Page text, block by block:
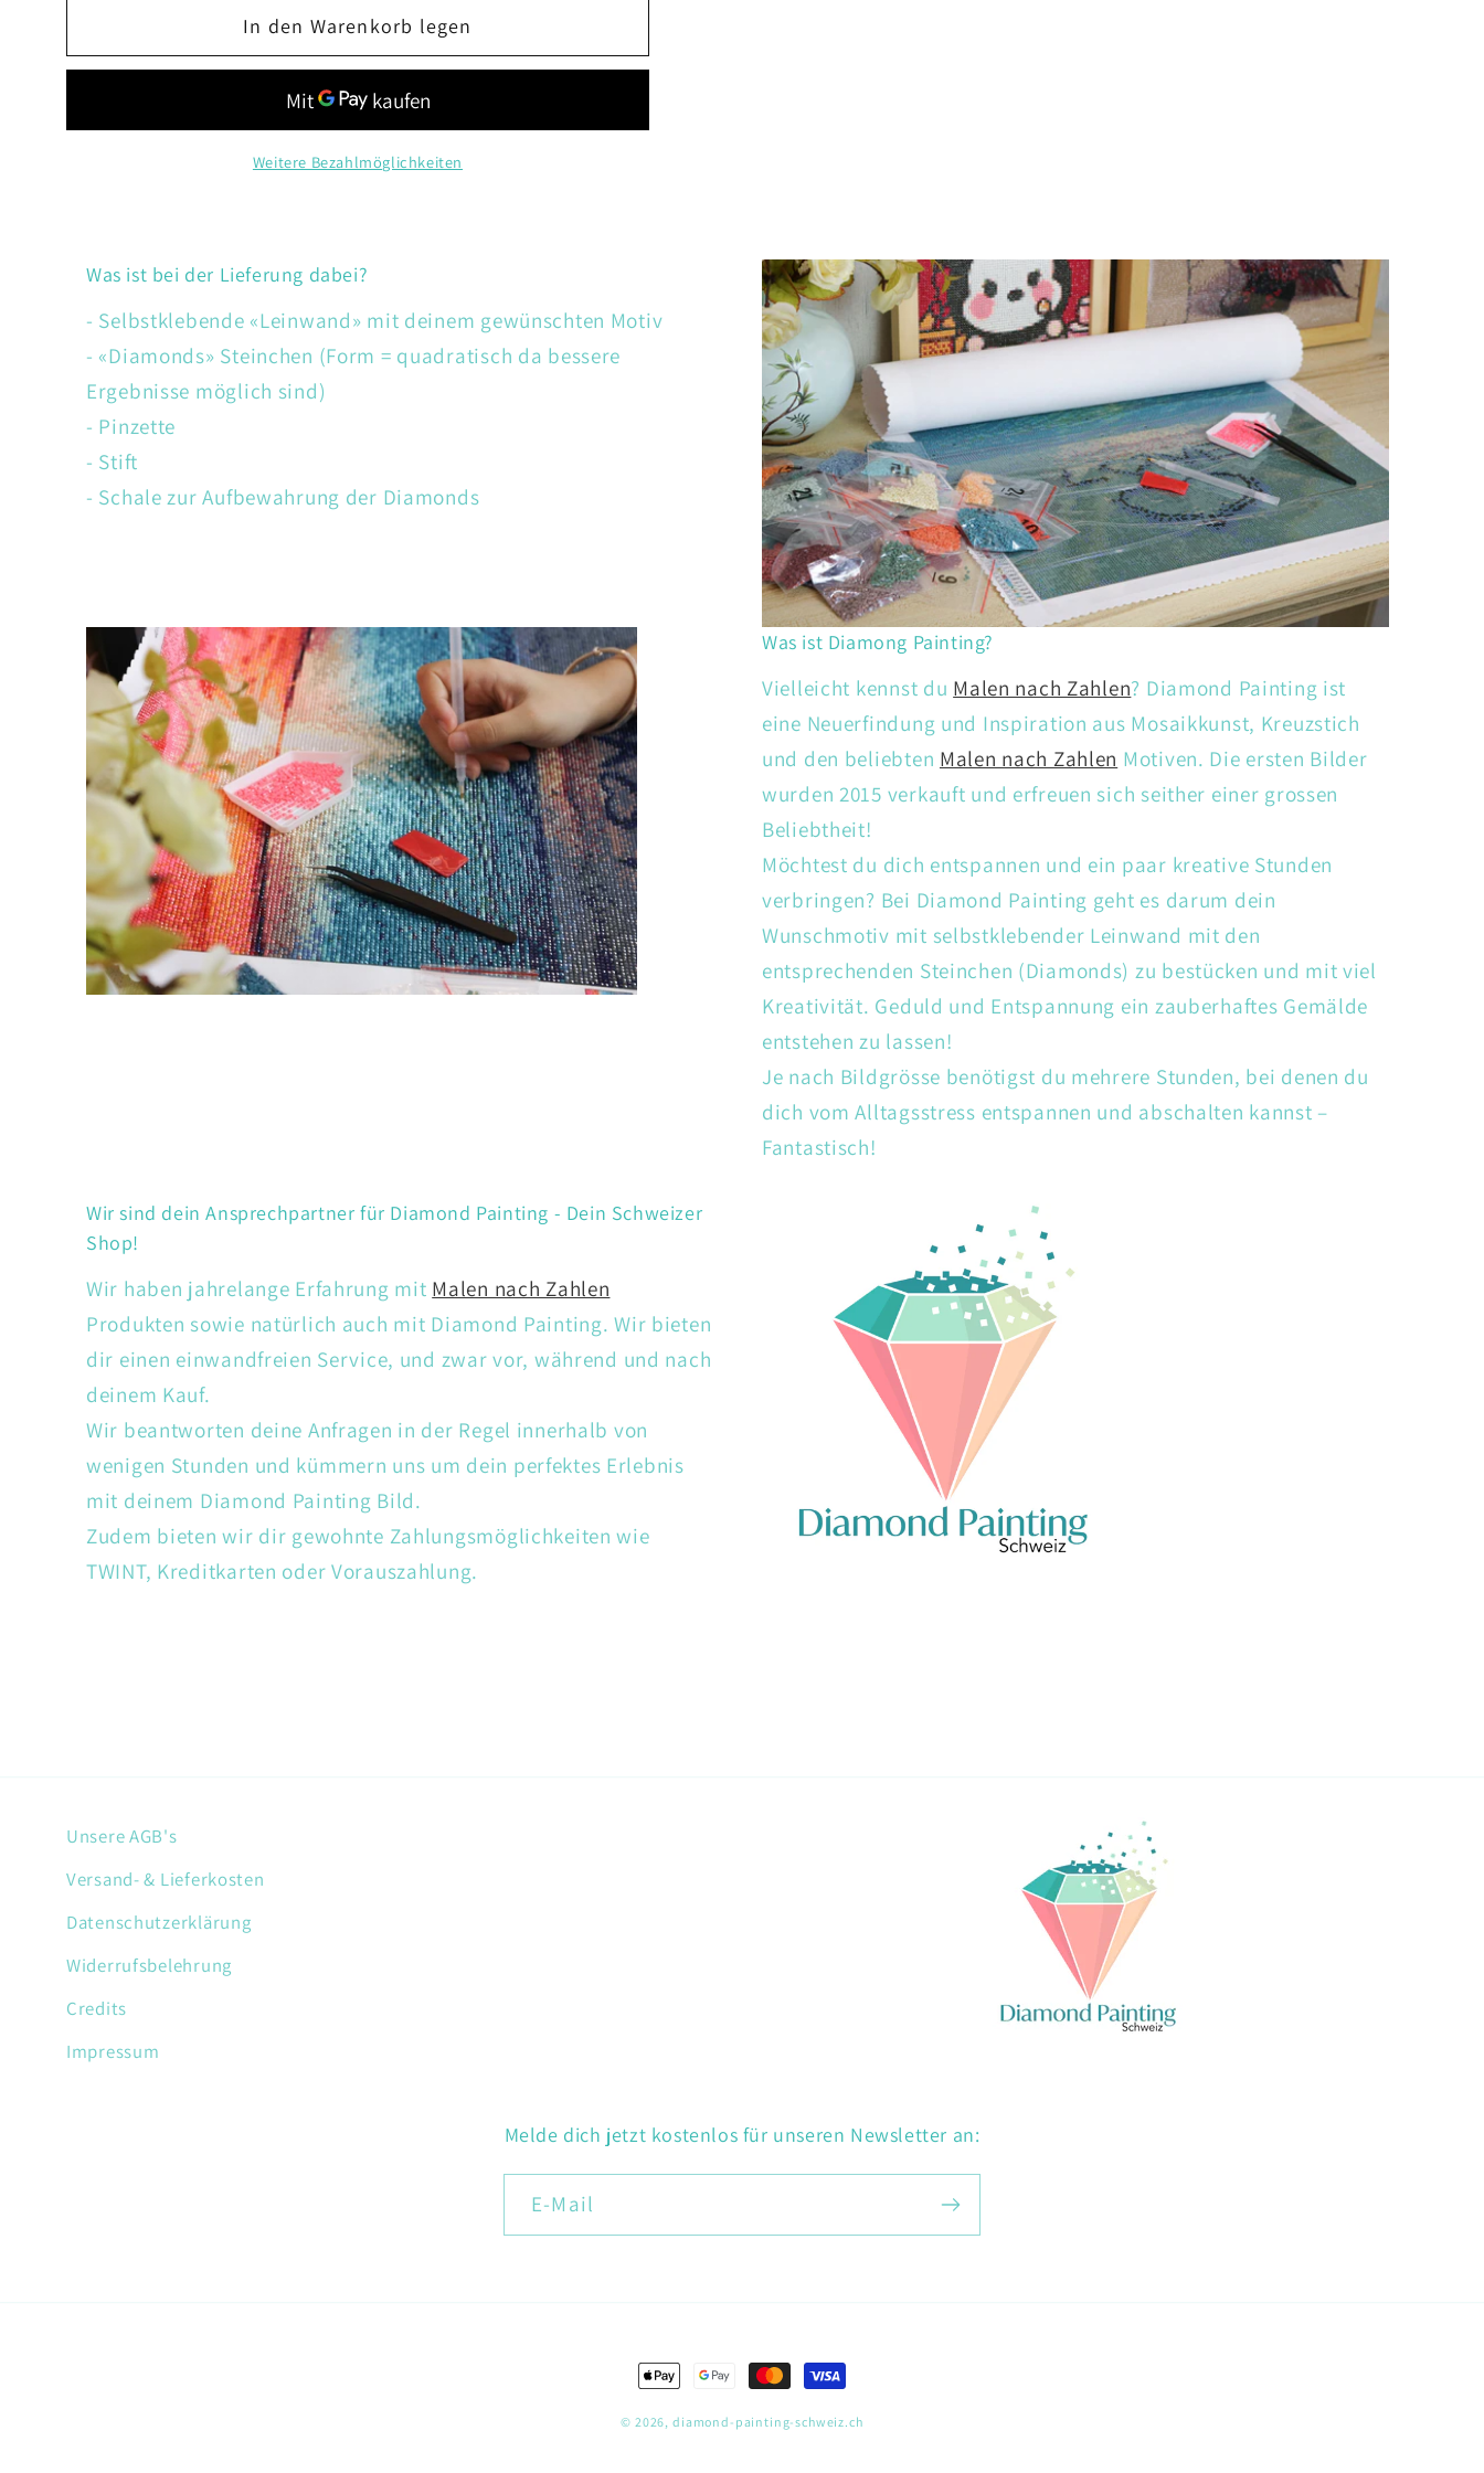
Engel
Engel
In den Warenkorb legen
Weitere Bezahlmöglichkeiten
Was ist bei der Lieferung dabei?
- Selbstklebende «Leinwand» mit deinem gewünschten Motiv
- «Diamonds» Steinchen (Form = quadratisch da bessere
Ergebnisse möglich sind)
- Pinzette
- Stift
- Schale zur Aufbewahrung der Diamonds
Was ist Diamong Painting?
Vielleicht kennst du Malen nach Zahlen? Diamond Painting ist
eine Neuerfindung und Inspiration aus Mosaikkunst, Kreuzstich
und den beliebten Malen nach Zahlen Motiven. Die ersten Bilder
wurden 2015 verkauft und erfreuen sich seither einer grossen
Beliebtheit!
Möchtest du dich entspannen und ein paar kreative Stunden
verbringen? Bei Diamond Painting geht es darum dein
Wunschmotiv mit selbstklebender Leinwand mit den
entsprechenden Steinchen (Diamonds) zu bestücken und mit viel
Kreativität. Geduld und Entspannung ein zauberhaftes Gemälde
entstehen zu lassen!
Je nach Bildgrösse benötigst du mehrere Stunden, bei denen du
dich vom Alltagsstress entspannen und abschalten kannst –
Fantastisch!
Wir sind dein Ansprechpartner für Diamond Painting - Dein Schweizer
Shop!
Wir haben jahrelange Erfahrung mit Malen nach Zahlen
Produkten sowie natürlich auch mit Diamond Painting. Wir bieten
dir einen einwandfreien Service, und zwar vor, während und nach
deinem Kauf.
Wir beantworten deine Anfragen in der Regel innerhalb von
wenigen Stunden und kümmern uns um dein perfektes Erlebnis
mit deinem Diamond Painting Bild.
Zudem bieten wir dir gewohnte Zahlungsmöglichkeiten wie
TWINT, Kreditkarten oder Vorauszahlung.
Unsere AGB's
Versand- & Lieferkosten
Datenschutzerklärung
Widerrufsbelehrung
Credits
Impressum
Melde dich jetzt kostenlos für unseren Newsletter an:
E-Mail
Zahlungsmethoden
© 2026,diamond-painting-schweiz.ch